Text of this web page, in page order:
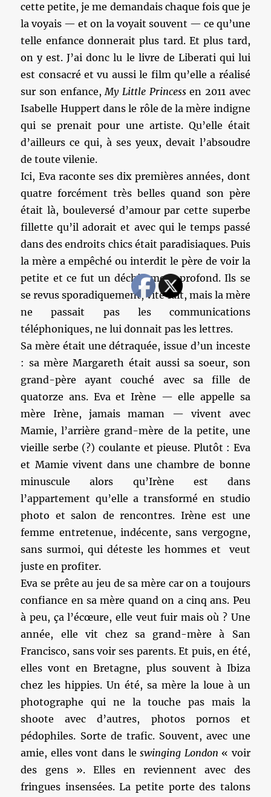
cette petite, je me demandais chaque fois que je
la voyais — et on la voyait souvent — ce qu’une
telle enfance donnerait plus tard. Et plus tard,
on y est. J’ai donc lu le livre de Liberati qui lui
est consacré et vu aussi le film qu’elle a réalisé
sur son enfance,My Little Princessen 2011 avec
Isabelle Huppert dans le rôle de la mère indigne
qui se prenait pour une artiste. Qu’elle était
d’ailleurs ce qui, à ses yeux, devait l’absoudre
de toute vilenie.
Ici, Eva raconte ses dix premières années, dont
quatre forcément très belles quand son père
était là, bouleversé d’amour par cette superbe
fillette qu’il adorait et avec qui le temps passé
dans des endroits chics était paradisiaques. Puis
la mère a empêché ou interdit le père de voir la
petite et ce fut un déchirement profond. Ils se
se revus sporadiquement, vite fait, mais la mère
ne passait pas les communications
téléphoniques, ne lui donnait pas les lettres.
Sa mère était une détraquée, issue d’un inceste
: sa mère Margareth était aussi sa soeur, son
grand-père ayant couché avec sa fille de
quatorze ans. Eva et Irène — elle appelle sa
mère Irène, jamais maman — vivent avec
Mamie, l’arrière grand-mère de la petite, une
vieille serbe (?) coulante et pieuse. Plutôt : Eva
et Mamie vivent dans une chambre de bonne
minuscule alors qu’Irène est dans
l’appartement qu’elle a transformé en studio
photo et salon de rencontres. Irène est une
femme entretenue, indécente, sans vergogne,
sans surmoi, qui déteste les hommes et veut
juste en profiter.
Eva se prête au jeu de sa mère car on a toujours
confiance en sa mère quand on a cinq ans. Peu
à peu, ça l’écœure, elle veut fuir mais où ? Une
année, elle vit chez sa grand-mère à San
Francisco, sans voir ses parents. Et puis, en été,
elles vont en Bretagne, plus souvent à Ibiza
chez les hippies. Un été, sa mère la loue à un
photographe qui ne la touche pas mais la
shoote avec d’autres, photos pornos et
pédophiles. Sorte de trafic. Souvent, avec une
amie, elles vont dans leswinging London « voir
des gens ». Elles en reviennent avec des
fringues insensées. La petite porte des talons